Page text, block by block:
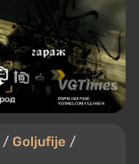
/ Goljufije /